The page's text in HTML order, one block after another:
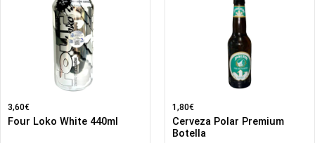
3,60€
Four Loko White 440ml
1,80€
Cerveza Polar Premium
Botella